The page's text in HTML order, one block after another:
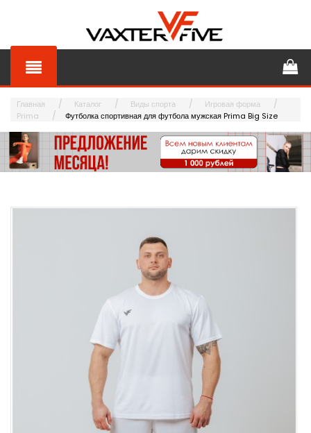
Главная Каталог Виды спорта
Игровая форма
Prima
Футболка спортивная для футбола мужская Prima Big Size